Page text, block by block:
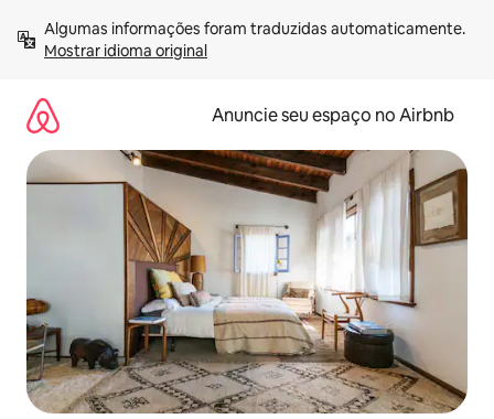
para
Mostrar idioma original
Anuncie seu espaço no Airbnb